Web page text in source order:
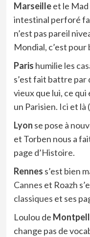
Marseilleet le Mad
intestinal perforé
n’est pas pareil
Mondial, c’est
Paris humilie les
s’est fait battre
vieux que lui, ce qui
un Parisien. Ici et là
Lyon se pose à
et Torben nous a
page d’Histoire.
Rennes s’est bien
Cannes et Roazh
classiques et ses
Loulou de
change pas de